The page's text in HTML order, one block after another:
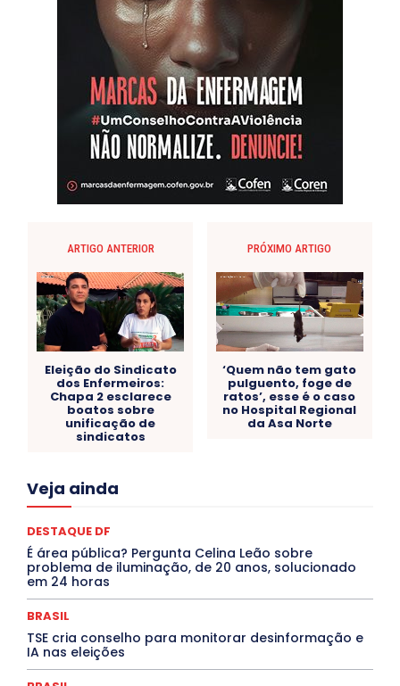
ARTIGO ANTERIOR
Eleição do Sindicato
dos Enfermeiros:
Chapa 2 esclarece
boatos sobre
unificação de
sindicatos
PRÓXIMO ARTIGO
‘Quem não tem gato
pulguento, foge de
ratos’, esse é o caso
no Hospital Regional
da Asa Norte
Veja ainda
Acre
Congressuanas & Esplanadumas
Covid-19
Crônica Política Crônicas
Cultura e Tal
DANÇA Dengue
Denuncia
DESTAQUE BRASIL
DESTAQUE DF
DESTAQUE SAÚDE
DESTAQUES OUTROS
Especial
Espírito Santo ESPORTE
ESTÁGIO
EVENTOS
Febre Oropouche
FILMES
Goiás
DESTAQUE DF
É área pública? Pergunta Celina Leão sobre
problema de iluminação, de 20 anos, solucionado
em 24 horas
BRASIL
TSE cria conselho para monitorar desinformação e
IA nas eleições